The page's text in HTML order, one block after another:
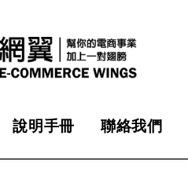
說明手冊 聯絡我們